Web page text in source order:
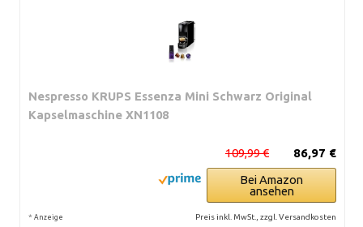
Nespresso KRUPS Essenza Mini Schwarz Original
Kapselmaschine XN1108
86,97 €
109,99 €
Bei Amazon
ansehen
* Anzeige Preis inkl. MwSt., zzgl. Versandkosten